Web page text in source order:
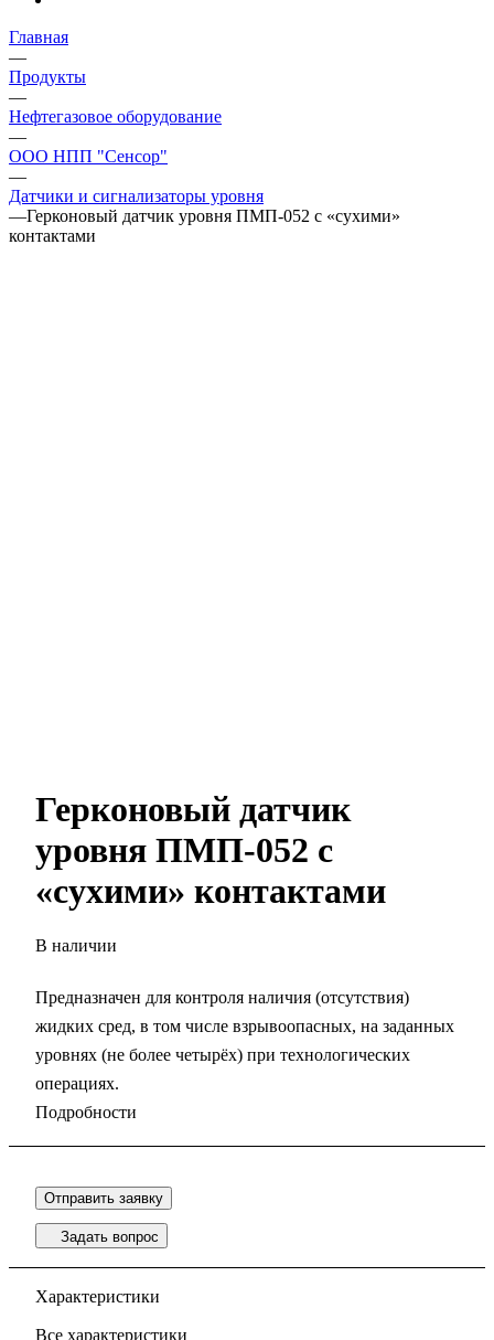
Главная
—
Продукты
—
Нефтегазовое оборудование
—
ООО НПП "Сенсор"
—
Датчики и сигнализаторы уровня
—Герконовый датчик уровня ПМП-052 с «сухими»
контактами
Герконовый датчик
уровня ПМП-052 с
«сухими» контактами
В наличии
Предназначен для контроля наличия (отсутствия)
жидких сред, в том числе взрывоопасных, на заданных
уровнях (не более четырёх) при технологических
операциях.
Подробности
Отправить заявку
Задать вопрос
Характеристики
Все характеристики